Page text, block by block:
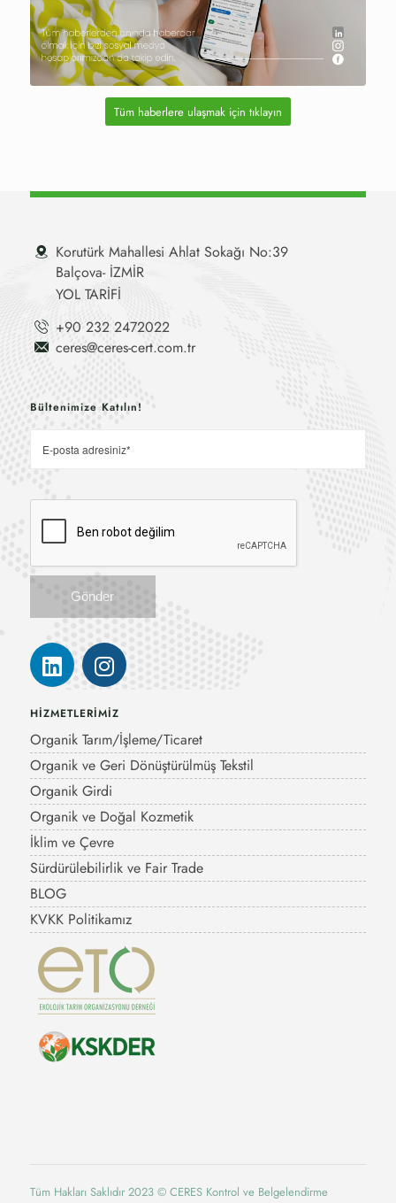
Tüm haberlere ulaşmak için tıklayın
Korutürk Mahallesi Ahlat Sokağı No:39
Balçova- İZMİR
YOL TARİFİ
+90 232 2472022
ceres@ceres-cert.com.tr
Bültenimize Katılın!
HİZMETLERİMİZ
Organik Tarım/İşleme/Ticaret
Organik ve Geri Dönüştürülmüş Tekstil
Organik Girdi
Organik ve Doğal Kozmetik
İklim ve Çevre
Sürdürülebilirlik ve Fair Trade
BLOG
KVKK Politikamız
Tüm Hakları Saklıdır 2023 © CERES Kontrol ve Belgelendirme